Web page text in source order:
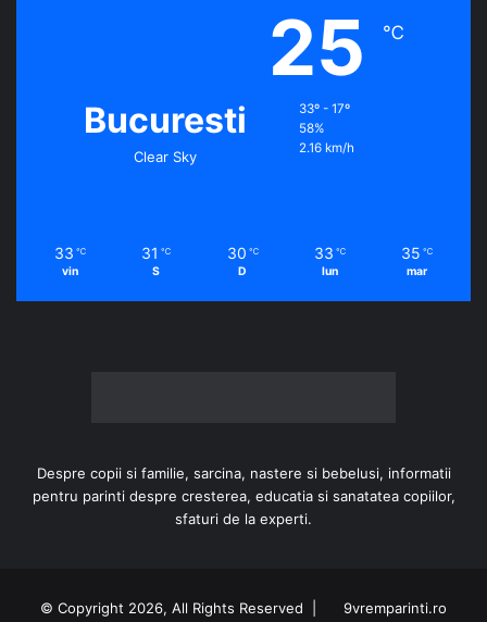
Bucuresti
Clear Sky
25 ℃
33º - 17º
58%
2.16 km/h
33 ℃
vin
31 ℃
S
30 ℃
D
33 ℃
lun
35 ℃
mar
Despre copii si familie, sarcina, nastere si bebelusi, informatii
pentru parinti despre cresterea, educatia si sanatatea copiilor,
sfaturi de la experti.
© Copyright 2026, All Rights Reserved | 9vremparinti.ro